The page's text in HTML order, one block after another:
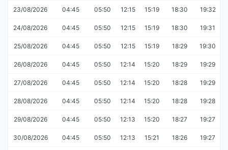
23/08/2026 04:45 05:50 12:15 15:19 18:30 19:32
24/08/2026 04:45 05:50 12:15 15:19 18:30 19:31
25/08/2026 04:45 05:50 12:15 15:19 18:29 19:30
26/08/2026 04:45 05:50 12:14 15:20 18:29 19:29
27/08/2026 04:45 05:50 12:14 15:20 18:28 19:29
28/08/2026 04:45 05:50 12:14 15:20 18:28 19:28
29/08/2026 04:45 05:50 12:13 15:20 18:27 19:27
30/08/2026 04:45 05:50 12:13 15:21 18:26 19:27